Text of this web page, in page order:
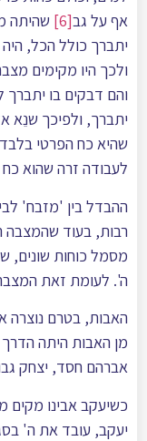
אף על גב[6]
שהיתה
יתברך כולל הכל,
ולכך היו מקימים
והם דבקים בו
יתברך, ולפיכך שנֵא
שהיא כח הפרטי
לעבודה זרה שהוא
ההבדל בין 'מזבח'
רבות, בעוד שהמצבה
מסמל כוחות
ה'. לעומת זאת
האבות, בטרם נוצרה
מן האבות היתה
אברהם חסד, יצחק
כשיעקב אבינו מקים
יעקב, עובד את ה'